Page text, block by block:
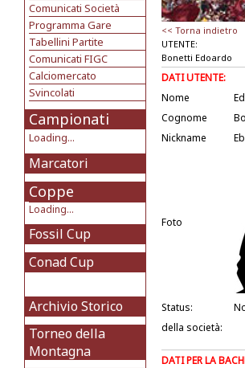
Comunicati Società
Programma Gare
Tabellini Partite
Comunicati FIGC
Calciomercato
Svincolati
Campionati
Loading...
Marcatori
Coppe
Loading...
Fossil Cup
Conad Cup
Archivio Storico
Torneo della
Montagna
<< Torna indietro
UTENTE:
Bonetti Edoardo
DATI UTENTE:
Nome
Cognome
Nickname
Foto
Status:
della società:
DATI PER LA